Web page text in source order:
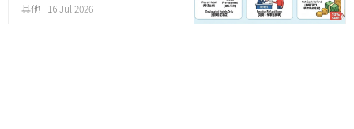
其他 16 Jul 2026